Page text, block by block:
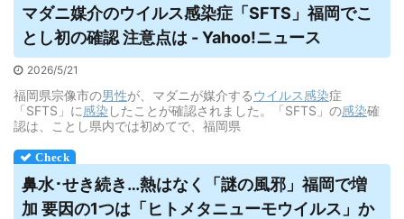
マダニ媒介のウイルス感染症「SFTS」福岡でこ
とし初の確認 注意点は - Yahoo!ニュース
2026/5/21
福岡県宗像市の男性が、マダニが媒介するウイルス感染症
「SFTS」に感染 したことが確認されました。「SFTS」の感染確
認は、ことし県内では初めてで、福岡県
鼻水･せき続き…熱はなく「謎の風邪」福岡で増
加 要因の1つは「ヒトメタニューモウイルス 」か